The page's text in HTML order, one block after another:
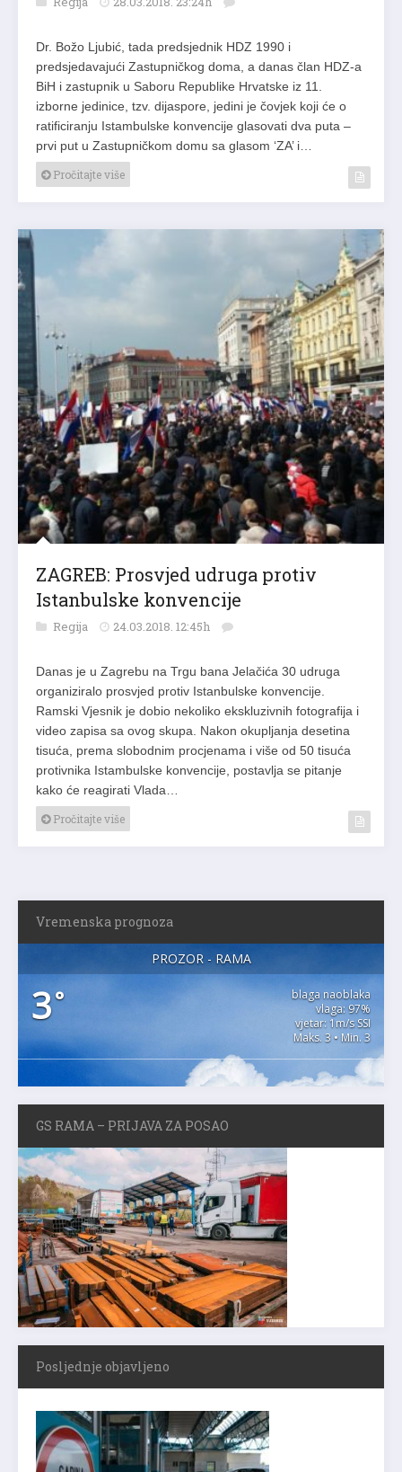
Dr. Božo Ljubić, tada predsjednik HDZ 1990 i
predsjedavajući Zastupničkog doma, a danas član HDZ-a
BiH i zastupnik u Saboru Republike Hrvatske iz 11.
izborne jedinice, tzv. dijaspore, jedini je čovjek koji će o
ratificiranju Istambulske konvencije glasovati dva puta –
prvi put u Zastupničkom domu sa glasom ‘ZA’ i…
Pročitajte više
ZAGREB: Prosvjed udruga protiv
Istanbulske konvencije
Regija 24.03.2018. 12:45h
Danas je u Zagrebu na Trgu bana Jelačića 30 udruga
organiziralo prosvjed protiv Istanbulske konvencije.
Ramski Vjesnik je dobio nekoliko ekskluzivnih fotografija i
video zapisa sa ovog skupa. Nakon okupljanja desetina
tisuća, prema slobodnim procjenama i više od 50 tisuća
protivnika Istambulske konvencije, postavlja se pitanje
kako će reagirati Vlada…
Pročitajte više
Vremenska prognoza
PROZOR - RAMA
3°
blaga naoblaka
vlaga: 97%
vjetar: 1m/s SSI
Maks. 3 • Min. 3
GS RAMA – PRIJAVA ZA POSAO
Posljednje objavljeno